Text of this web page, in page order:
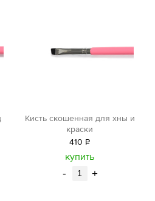
Кисть скошенная для хны и
краски
410 Р
уб.
купить
- +